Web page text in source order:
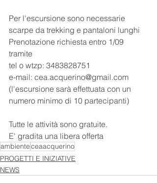
Per l'escursione sono necessarie
scarpe da trekking e pantaloni lunghi
Prenotazione richiesta entro 1/09
tramite
tel o wtzp: 3483828751
e-mail: cea.acquerino@gmail.com
(l'escursione sarà effettuata con un
numero minimo di 10 partecipanti)
Tutte le attività sono gratuite.
E' gradita una libera offerta
ambienteceaacquerino
PROGETTI E INIZIATIVE
NEWS